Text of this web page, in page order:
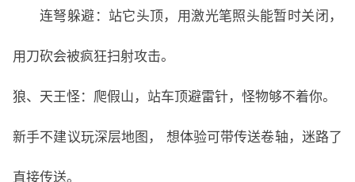
连弩躲避：站它头顶，用激光笔照头能暂时关闭，
用刀砍会被疯狂扫射攻击。
狼、天王怪：爬假山，站车顶避雷针，怪物够不着你。
新手不建议玩深层地图， 想体验可带传送卷轴，迷路了
直接传送。